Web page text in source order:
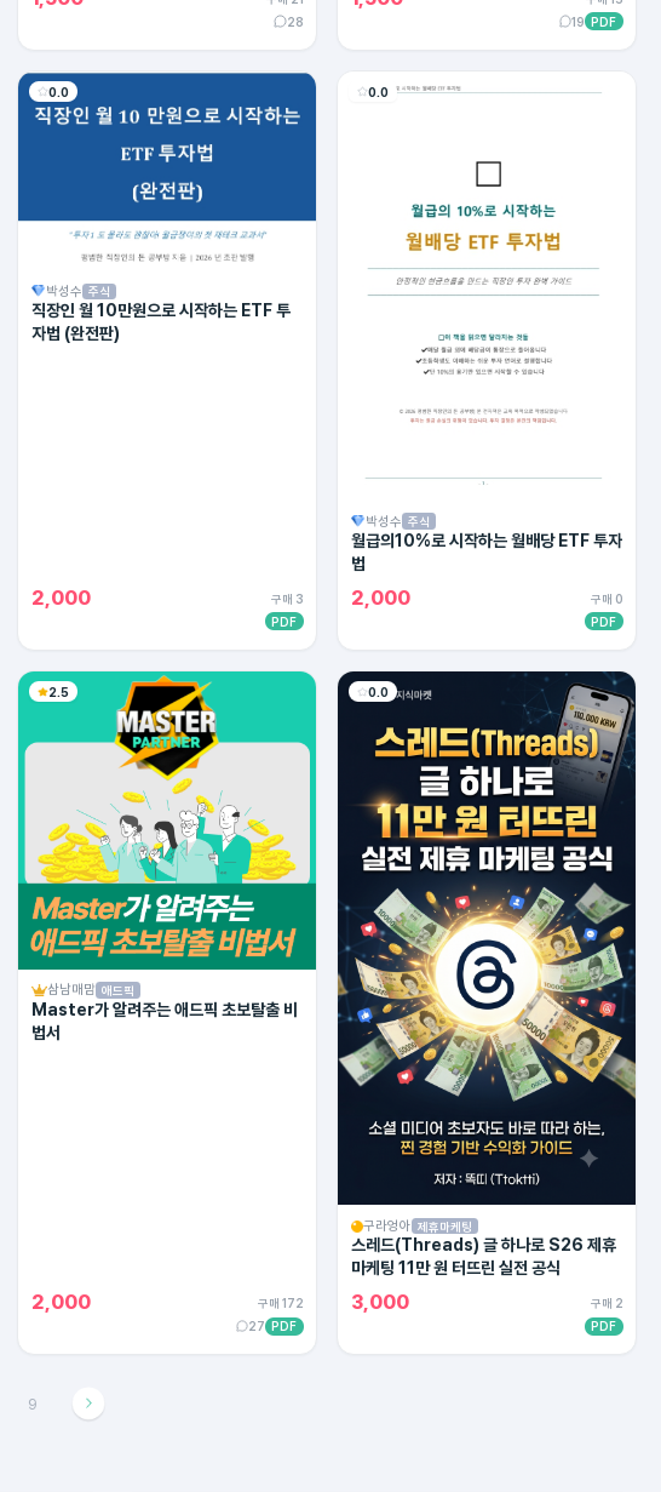
28
19 PDF
0.0
박성수 주식
직장인 월 10만원으로 시작하는 ETF 투
자법 (완전판)
2,000
구매 3
PDF
0.0
박성수 주식
월급의10%로 시작하는 월배당 ETF 투자
법
2,000
구매 0
PDF
2.5
삼남매맘 애드픽
Master가 알려주는 애드픽 초보탈출 비
법서
2,000
구매 172
27
PDF
0.0
구라엉아 제휴마케팅
스레드(Threads) 글 하나로 S26 제휴
마케팅 11만 원 터뜨린 실전 공식
3,000
구매 2
PDF
9